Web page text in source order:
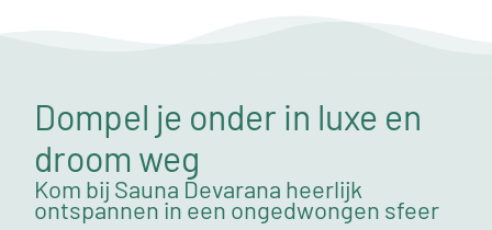
Dompel je onder in luxe en
droom weg
Kom bij Sauna Devarana heerlijk
ontspannen in een ongedwongen sfeer